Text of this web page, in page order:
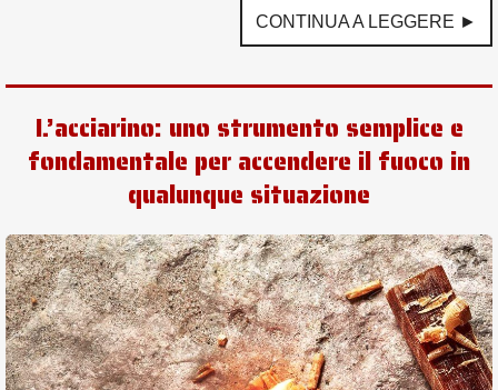
CONTINUA A LEGGERE ►
L’acciarino: uno strumento semplice e
fondamentale per accendere il fuoco in
qualunque situazione